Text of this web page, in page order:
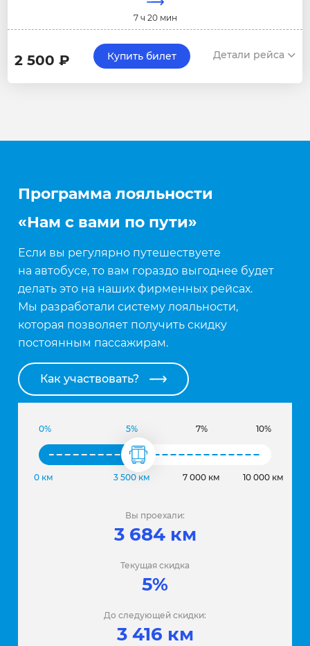
7 ч 20 мин
2 500 ₽ Купить билет Детали рейса
Программа лояльности
«Нам с вами по пути»
Если вы регулярно путешествуете
на автобусе, то вам гораздо выгоднее будет
делать это на наших фирменных рейсах.
Мы разработали систему лояльности,
которая позволяет получить скидку
постоянным пассажирам.
Как участвовать?
0% 5% 7% 10%
0 км 3 500 км 7 000 км 10 000 км
Вы проехали:
3 684 км
Текущая скидка
5%
До следующей скидки:
3 416 км